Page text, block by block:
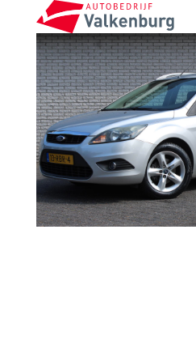
Home
Occasions
Zoekopdracht
Over ons